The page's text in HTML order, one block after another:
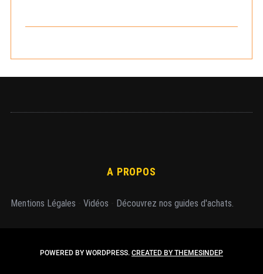
A PROPOS
Mentions Légales Vidéos Découvrez nos guides d'achats.
POWERED BY WORDPRESS. CREATED BY THEMESINDEP